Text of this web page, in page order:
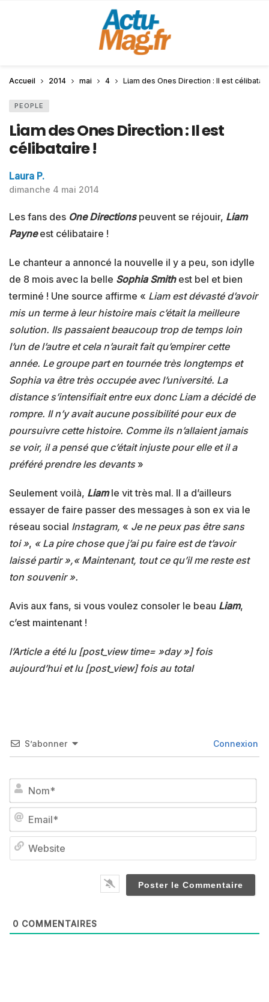
Accueil 2014 mai 4 Liam des Ones Direction : Il est
PEOPLE
Liam des Ones Direction : Il est
célibataire !
Laura P.
dimanche 4 mai 2014
Les fans des One Directions peuvent se réjouir, Liam
Payne est célibataire !
Le chanteur a annoncé la nouvelle il y a peu, son idylle
de 8 mois avec la belle Sophia Smith est bel et bien
terminé ! Une source affirme « Liam est dévasté d’avoir
mis un terme à leur histoire mais c’était la meilleure
solution. Ils passaient beaucoup trop de temps loin
l’un de l’autre et cela n’aurait fait qu’empirer cette
année. Le groupe part en tournée très longtemps et
Sophia va être très occupée avec l’université. La
distance s’intensifiait entre eux donc Liam a décidé de
rompre. Il n’y avait aucune possibilité pour eux de
poursuivre cette histoire. Comme ils n’allaient jamais
se voir, il a pensé que c’était injuste pour elle et il a
préféré prendre les devants»
Seulement voilà, Liamle vit très mal. Il a d’ailleurs
essayer de faire passer des messages à son ex via le
réseau social Instagram, « Je ne peux pas être sans
toi », « La pire chose que j’ai pu faire est de t’avoir
laissé partir »,« Maintenant, tout ce qu’il me reste est
ton souvenir ».
Avis aux fans, si vous voulez consoler le beau Liam,
c’est maintenant !
l’Article a été lu [post_view time= »day »] fois
aujourd’hui et lu [post_view] fois au total
S’abonner Connexion
0 COMMENTAIRES